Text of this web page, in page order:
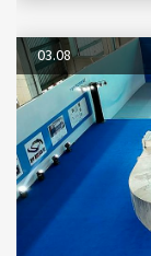
03.08